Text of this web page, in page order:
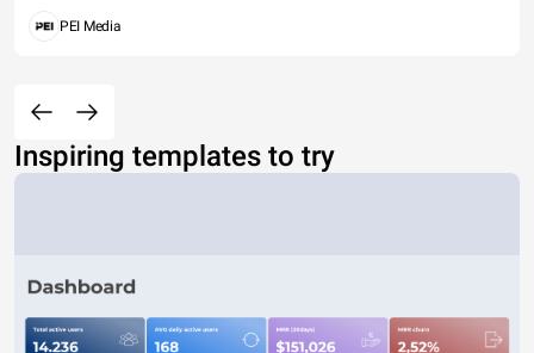
PEI Media
Inspiring templates to try